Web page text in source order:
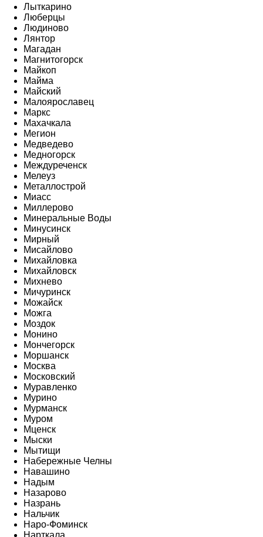
Лыткарино
Люберцы
Людиново
Лянтор
Магадан
Магнитогорск
Майкоп
Майма
Майский
Малоярославец
Маркс
Махачкала
Мегион
Медведево
Медногорск
Междуреченск
Мелеуз
Металлострой
Миасс
Миллерово
Минеральные Воды
Минусинск
Мирный
Мисайлово
Михайловка
Михайловск
Михнево
Мичуринск
Можайск
Можга
Моздок
Монино
Мончегорск
Моршанск
Москва
Московский
Муравленко
Мурино
Мурманск
Муром
Мценск
Мыски
Мытищи
Набережные Челны
Навашино
Надым
Назарово
Назрань
Нальчик
Наро-Фоминск
Нарткала